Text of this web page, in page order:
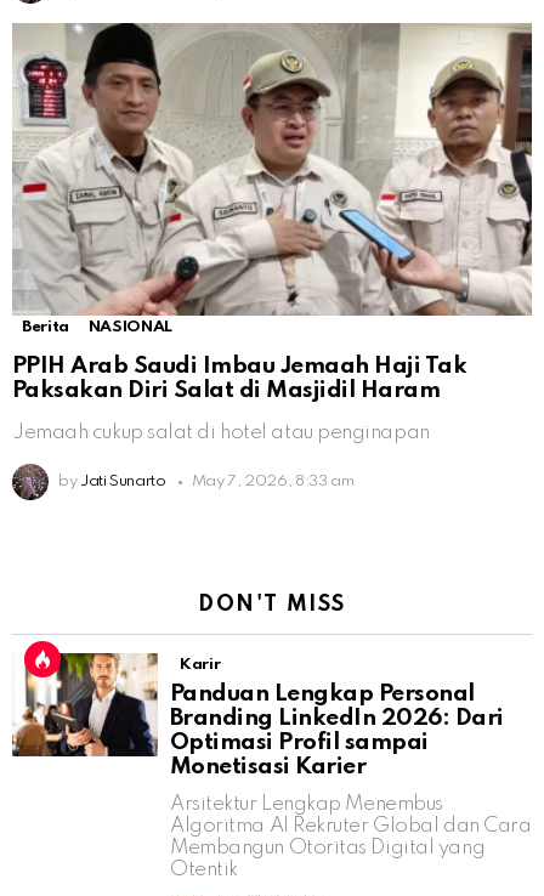
Berita NASIONAL
PPIH Arab Saudi Imbau Jemaah Haji Tak
Paksakan Diri Salat di Masjidil Haram
Jemaah cukup salat di hotel atau penginapan
by Jati Sunarto May 7, 2026, 8:33 am
DON'T MISS
Karir
Panduan Lengkap Personal
Branding LinkedIn 2026: Dari
Optimasi Profil sampai
Monetisasi Karier
Arsitektur Lengkap Menembus
Algoritma AI Rekruter Global dan Cara
Membangun Otoritas Digital yang
Otentik